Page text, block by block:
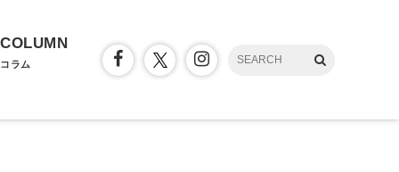
COLUMN
コラム